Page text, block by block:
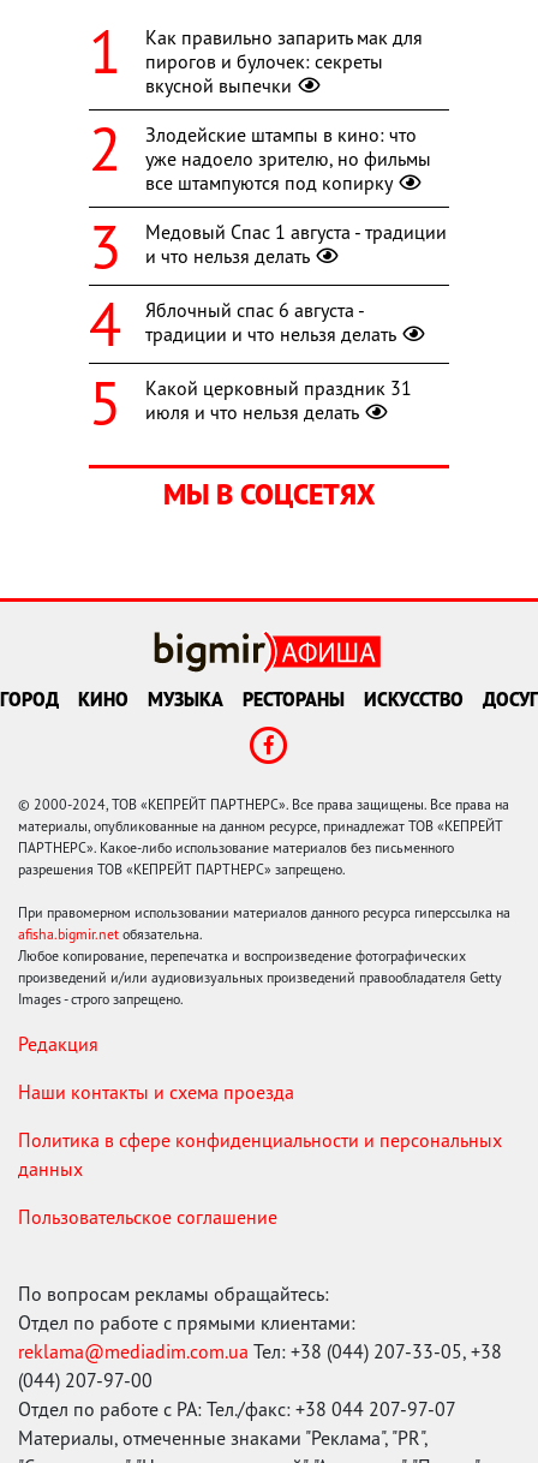
Как правильно запарить мак для
пирогов и булочек: секреты
вкусной выпечки
Злодейские штампы в кино: что
уже надоело зрителю, но фильмы
все штампуются под копирку
Медовый Спас 1 августа - традиции
и что нельзя делать
Яблочный спас 6 августа -
традиции и что нельзя делать
Какой церковный праздник 31
июля и что нельзя делать
МЫ В СОЦСЕТЯХ
ГОРОД КИНО МУЗЫКА РЕСТОРАНЫ ИСКУССТВО ДОСУГ
© 2000-2024, ТОВ «КЕПРЕЙТ ПАРТНЕРС». Все права защищены. Все права на
материалы, опубликованные на данном ресурсе, принадлежат ТОВ «КЕПРЕЙТ
ПАРТНЕРС». Какое-либо использование материалов без письменного
разрешения ТОВ «КЕПРЕЙТ ПАРТНЕРС» запрещено.
При правомерном использовании материалов данного ресурса гиперссылка на
afisha.bigmir.net обязательна.
Любое копирование, перепечатка и воспроизведение фотографических
произведений и/или аудиовизуальных произведений правообладателя Getty
Images - строго запрещено.
Редакция
Наши контакты и схема проезда
Политика в сфере конфиденциальности и персональных
данных
Пользовательское соглашение
По вопросам рекламы обращайтесь:
Отдел по работе с прямыми клиентами:
reklama@mediadim.com.ua Тел: +38 (044) 207-33-05, +38
(044) 207-97-00
Отдел по работе с РА: Тел./факс: +38 044 207-97-07
Материалы, отмеченные знаками "Реклама", "PR",